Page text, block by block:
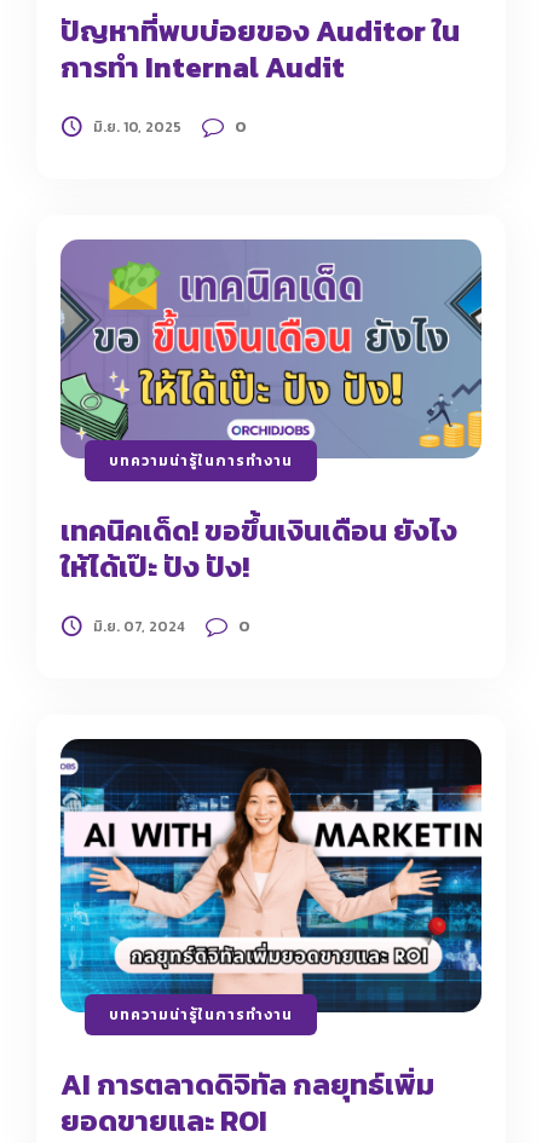
ปัญหาที่พบบ่อยของ Auditor ใน
การทำ Internal Audit
มิ.ย. 10, 2025 0
บทความน่ารู้ในการทำงาน
เทคนิคเด็ด! ขอขึ้นเงินเดือน ยังไง
ให้ได้เป๊ะ ปัง ปัง!
มิ.ย. 07, 2024 0
บทความน่ารู้ในการทำงาน
AI การตลาดดิจิทัล กลยุทธ์เพิ่ม
ยอดขายและ ROI